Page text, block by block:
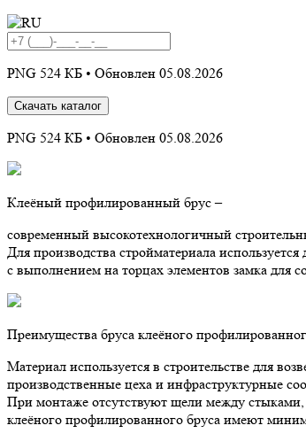
PNG 524 КБ • Обновлен 05.08.2026
Скачать каталог
PNG 524 КБ • Обновлен 05.08.2026
Клеёный профилированный брус –
современный высокотехнологичный
Для производства стройматериала
с выполнением на торцах элементов замка для
Преимущества бруса клеёного
Материал используется в строительстве для
производственные цеха и инфраструктурные
При монтаже отсутствуют щели между стыками,
клеёного профилированного бруса имеют